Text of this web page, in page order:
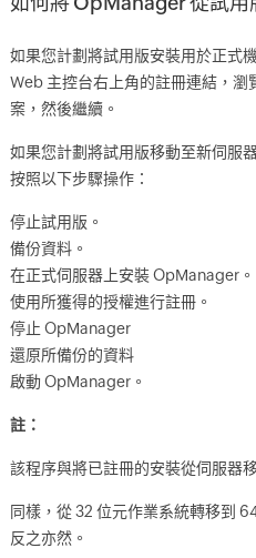
如果您計劃將試用版安裝用於正式
Web 主控台右上角的註冊連結，
案，然後繼續。
如果您計劃將試用版移動至新伺服
按照以下步驟操作：
停止試用版。
備份資料。
在正式伺服器上安裝 OpManager。
使用所獲得的授權進行註冊。
停止 OpManager
還原所備份的資料
啟動 OpManager。
註：
該程序與將已註冊的安裝從伺服器
同樣，從 32 位元作業系統轉移到
反之亦然。